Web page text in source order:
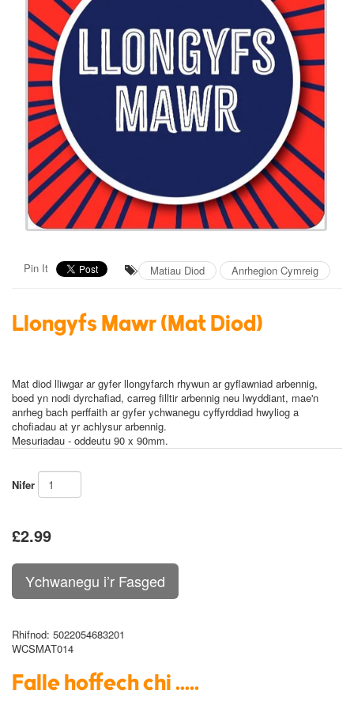
Pin It Matiau Diod Anrhegion Cymreig
Llongyfs Mawr (Mat Diod)
Mat diod lliwgar ar gyfer llongyfarch rhywun ar gyflawniad arbennig,
boed yn nodi dyrchafiad, carreg filltir arbennig neu lwyddiant, mae'n
anrheg bach perffaith ar gyfer ychwanegu cyffyrddiad hwyliog a
chofiadau at yr achlysur arbennig.
Mesuriadau - oddeutu 90 x 90mm.
Nifer
£2.99
Rhifnod: 5022054683201
WCSMAT014
Falle hoffech chi .....